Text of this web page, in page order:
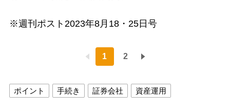
※週刊ポスト2023年8月18・25日号
1 2
ポイント 手続き 証券会社 資産運用